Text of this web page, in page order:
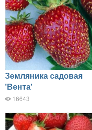
Земляника садовая
'Вента'
16643